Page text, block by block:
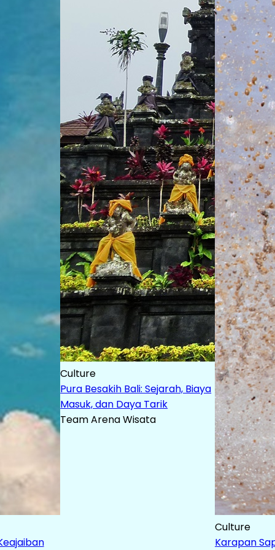
Culture
Pura Besakih Bali: Sejarah, Biaya
Masuk, dan Daya Tarik
Team Arena Wisata
Culture
Karapan